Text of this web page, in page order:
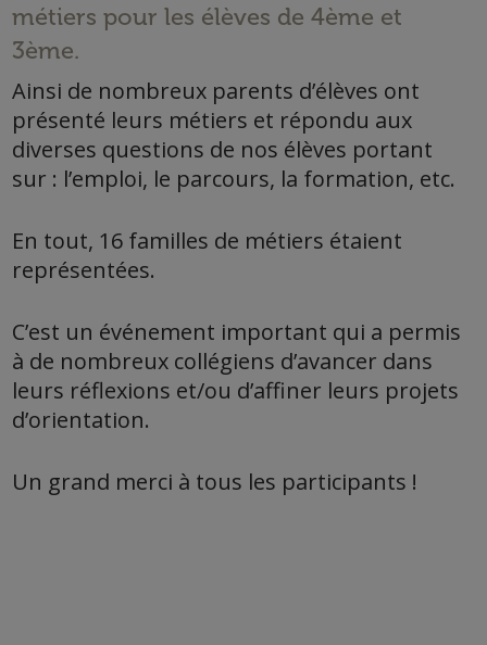
métiers pour les élèves de 4ème et
3ème.
Ainsi de nombreux parents d’élèves ont
présenté leurs métiers et répondu aux
diverses questions de nos élèves portant
sur : l’emploi, le parcours, la formation, etc.
En tout, 16 familles de métiers étaient
représentées.
C’est un événement important qui a permis
à de nombreux collégiens d’avancer dans
leurs réflexions et/ou d’affiner leurs projets
d’orientation.
Un grand merci à tous les participants !